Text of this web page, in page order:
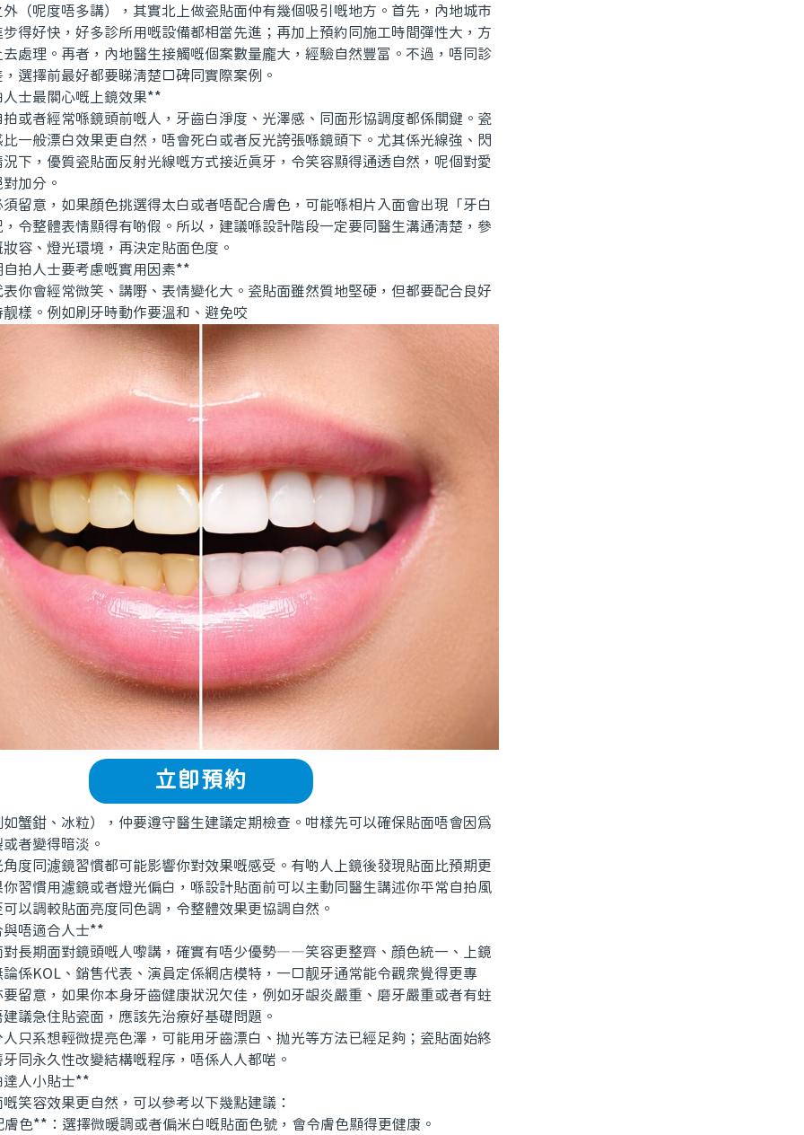
呢度唔多講），其實北上做瓷貼面仲有幾個吸引嘅地方。首先，內地城市
得好快，好多診所用嘅設備都相當先進；再加上預約同施工時間彈性大，方
處理。再者，內地醫生接觸嘅個案數量龐大，經驗自然豐富。不過，唔同診
選擇前最好都要睇清楚口碑同實際案例。
最關心嘅上鏡效果**
者經常喺鏡頭前嘅人，牙齒白淨度、光澤感、同面形協調度都係關鍵。瓷
一般漂白效果更自然，唔會死白或者反光誇張喺鏡頭下。尤其係光線強、閃
下，優質瓷貼面反射光線嘅方式接近真牙，令笑容顯得通透自然，呢個對愛
加分。
意，如果顔色挑選得太白或者唔配合膚色，可能喺相片入面會出現「牙白
令整體表情顯得有啲假。所以，建議喺設計階段一定要同醫生溝通清楚，參
容、燈光環境，再決定貼面色度。
人士要考慮嘅實用因素**
會經常微笑、講嘢、表情變化大。瓷貼面雖然質地堅硬，但都要配合良好
樣。例如刷牙時動作要溫和、避免咬
立即預約
鉗、冰粒），仲要遵守醫生建議定期檢查。咁樣先可以確保貼面唔會因爲
者變得暗淡。
同濾鏡習慣都可能影響你對效果嘅感受。有啲人上鏡後發現貼面比預期更
習慣用濾鏡或者燈光偏白，喺設計貼面前可以主動同醫生講述你平常自拍風
以調較貼面亮度同色調，令整體效果更協調自然。
適合人士**
期面對鏡頭嘅人嚟講，確實有唔少優勢——笑容更整齊、顔色統一、上鏡
係KOL、銷售代表、演員定係網店模特，一口靓牙通常能令觀衆覺得更專
留意，如果你本身牙齒健康狀況欠佳，例如牙龈炎嚴重、磨牙嚴重或者有蛀
議急住貼瓷面，應該先治療好基礎問題。
系想輕微提亮色澤，可能用牙齒漂白、抛光等方法已經足夠；瓷貼面始終
同永久性改變結構嘅程序，唔係人人都啱。
人小貼士**
容效果更自然，可以參考以下幾點建議：
**：選擇微暖調或者偏米白嘅貼面色號，會令膚色顯得更健康。